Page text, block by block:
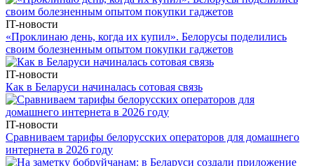
IT-новости
«Проклинаю день, когда их купил». Белорусы поделились
своим болезненным опытом покупки гаджетов
IT-новости
Как в Беларуси начиналась сотовая связь
IT-новости
Сравниваем тарифы белорусских операторов для домашнего
интернета в 2026 году